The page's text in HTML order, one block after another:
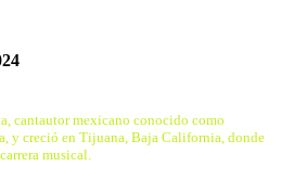
cantautor mexicano conocido como
y creció en Tijuana, Baja California, donde
musical.